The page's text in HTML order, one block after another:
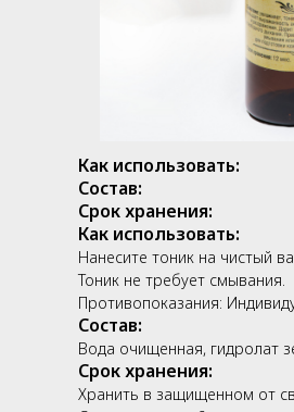
Как использовать:
Состав:
Срок хранения:
Как использовать:
Нанесите тоник на чистый
Тоник не требует смывания.
Противопоказания:
Состав:
Вода очищенная, гидролат
Срок хранения:
Хранить в защищенном от